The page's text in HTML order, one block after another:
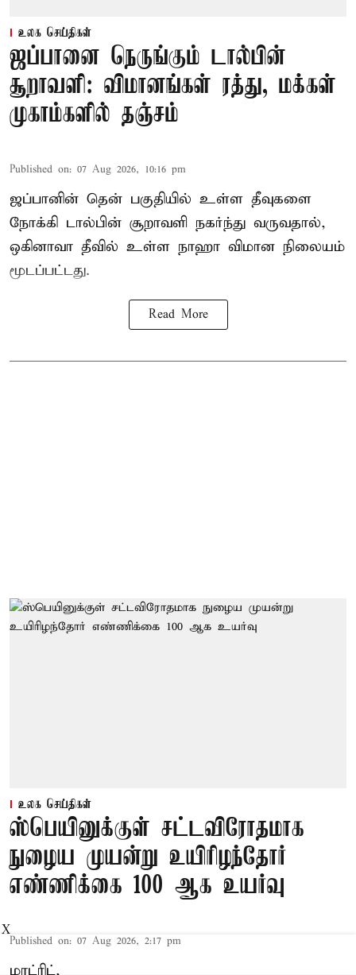
உலக செய்திகள்
ஜப்பானை நெருங்கும் டால்பின்
சூறாவளி: விமானங்கள் ரத்து, மக்கள்
முகாம்களில் தஞ்சம்
Published on: 07 Aug 2026, 10:16 pm
ஜப்பானின் தென் பகுதியில் உள்ள தீவுகளை
நோக்கி டால்பின் சூறாவளி நகர்ந்து வருவதால்,
ஒகினாவா தீவில் உள்ள நாஹா விமான நிலையம்
மூடப்பட்டது.
Read More
உலக செய்திகள்
ஸ்பெயினுக்குள் சட்டவிரோதமாக
நுழைய முயன்று உயிரிழந்தோர்
எண்ணிக்கை 100 ஆக உயர்வு
Published on: 07 Aug 2026, 2:17 pm
மாட்ரிட்,
X